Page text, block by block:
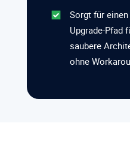
Sorgt für
Upgrade-Pfad
saubere
ohne